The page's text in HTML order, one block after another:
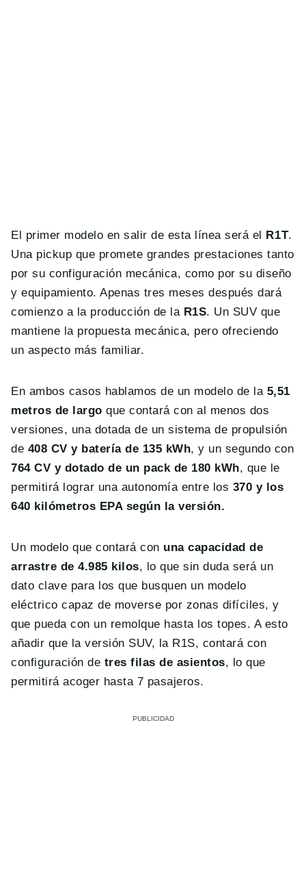
El primer modelo en salir de esta línea será el R1T.
Una pickup que promete grandes prestaciones tanto
por su configuración mecánica, como por su diseño
y equipamiento. Apenas tres meses después dará
comienzo a la producción de la R1S. Un SUV que
mantiene la propuesta mecánica, pero ofreciendo
un aspecto más familiar.
En ambos casos hablamos de un modelo de la 5,51
metros de largo que contará con al menos dos
versiones, una dotada de un sistema de propulsión
de 408 CV y batería de 135 kWh, y un segundo con
764 CV y dotado de un pack de 180 kWh, que le
permitirá lograr una autonomía entre los 370 y los
640 kilómetros EPA según la versión.
Un modelo que contará con una capacidad de
arrastre de 4.985 kilos, lo que sin duda será un
dato clave para los que busquen un modelo
eléctrico capaz de moverse por zonas difíciles, y
que pueda con un remolque hasta los topes. A esto
añadir que la versión SUV, la R1S, contará con
configuración de tres filas de asientos, lo que
permitirá acoger hasta 7 pasajeros.